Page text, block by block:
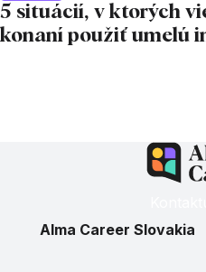
5 situácií, v ktorých
konaní použiť umelú
Alma Career Slovakia